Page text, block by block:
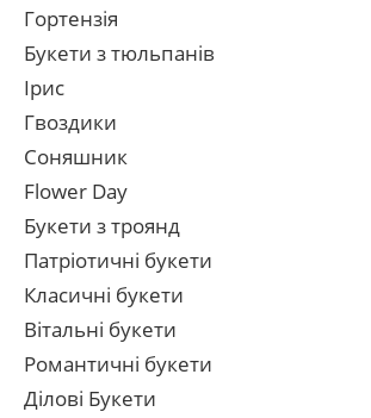
Гортензія
Букети з тюльпанів
Ірис
Гвоздики
Соняшник
Flower Day
Букети з троянд
Патріотичні букети
Класичні букети
Вітальні букети
Романтичні букети
Ділові Букети